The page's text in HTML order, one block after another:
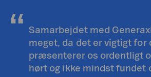
Samarbejdet med
meget, da det er vigtigt for
præsenterer os ordentligt
hørt og ikke mindst fundet